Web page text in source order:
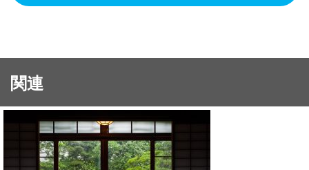
関連